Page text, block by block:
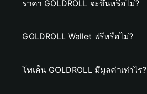
ราคา GOLDROLL จะขึ้นหรือไม่?
GOLDROLL Wallet ฟรีหรือไม่?
โทเค็น GOLDROLL มีมูลค่าเท่าไร?